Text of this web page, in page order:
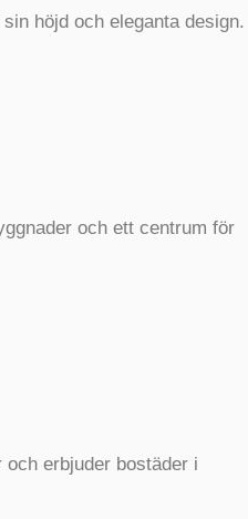
höjd och eleganta design.
och ett centrum för
och erbjuder bostäder i